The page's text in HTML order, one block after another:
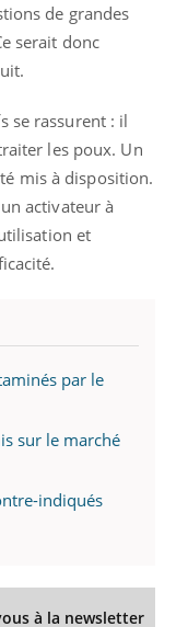
de grandes
serait donc
se rassurent : il
les poux. Un
mis à disposition.
activateur à
et
par le
sur le marché
indiqués
à la newsletter